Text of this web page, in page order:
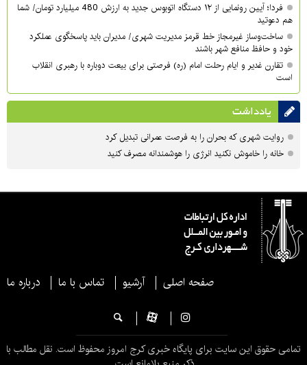
فردا؛ آیین رونمایی از ۱۲ دستگاه اتوبوس جدید به ارزش 480 میلیارد تومان/ شما
هم دعوتید
ساخت‌وساز غیرمجاز خط قرمز مدیریت شهری‌/ مدیران باید پاسخگوی عملکرد
خود و حافظ منافع شهر باشند
تقارن غدیر و ایام رحلت امام (ره) فرصتی برای بیعت دوباره با رهبری انقلاب
است
یادداشت
روایت شهری که بحران را به فرصت عمرانی تبدیل کرد
خانه را خاموش نکنید انرژی را هوشمندانه مصرف کنید
صفحه اصلی آرشیو تماس با ما درباره ما
تمامی حقوق این سایت برای پایگاه خبری کرج امروز محفوظ است. نقل مطالب با